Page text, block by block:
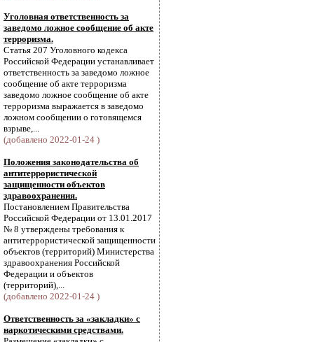
Уголовная ответственность за
заведомо ложное сообщение об акте
терроризма.
Статья 207 Уголовного кодекса
Российской Федерации устанавливает
ответственность за заведомо ложное
сообщение об акте терроризма
заведомо ложное сообщение об акте
терроризма выражается в заведомо
ложном сообщении о готовящемся
взрыве,...
(добавлено 2022-01-24 )
Положения законодательства об
антитеррористической
защищенности объектов
здравоохранения.
Постановлением Правительства
Российской Федерации от 13.01.2017
№ 8 утверждены требования к
антитеррористической защищенности
объектов (территорий) Министерства
здравоохранения Российской
Федерации и объектов
(территорий),...
(добавлено 2022-01-24 )
Ответственность за «закладки» с
наркотическими средствами.